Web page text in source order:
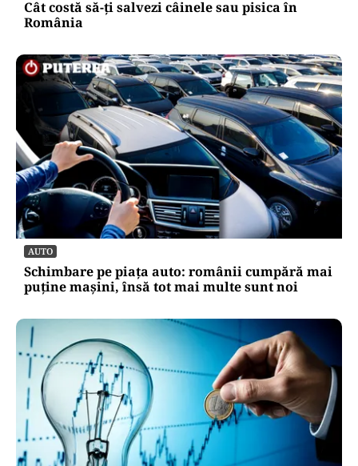
Cât costă să-ți salvezi câinele sau pisica în
România
AUTO
Schimbare pe piața auto: românii cumpără mai
puține mașini, însă tot mai multe sunt noi